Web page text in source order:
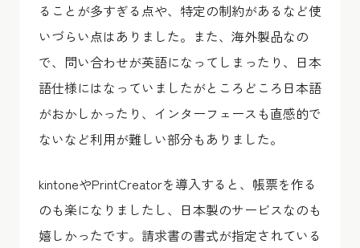
ることが多すぎる点や、特定の制約があるなど使
いづらい点はありました。また、海外製品なの
で、問い合わせが英語になってしまったり、日本
語仕様にはなっていましたがところどころ日本語
がおかしかったり、インターフェースも直感的で
ないなど利用が難しい部分もありました。
kintoneやPrintCreatorを導入すると、帳票を作る
のも楽になりましたし、日本製のサービスなのも
嬉しかったです。請求書の書式が指定されている